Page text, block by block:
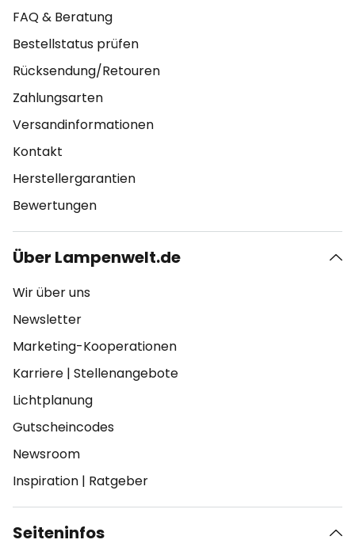
FAQ & Beratung
Bestellstatus prüfen
Rücksendung/Retouren
Zahlungsarten
Versandinformationen
Kontakt
Herstellergarantien
Bewertungen
Über Lampenwelt.de
Wir über uns
Newsletter
Marketing-Kooperationen
Karriere | Stellenangebote
Lichtplanung
Gutscheincodes
Newsroom
Inspiration | Ratgeber
Seiteninfos